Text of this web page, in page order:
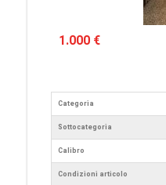
1.000 €
Categoria
Sottocategoria
Calibro
Condizioni articolo